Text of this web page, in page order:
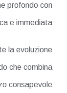
profondo con
e immediata.
la evoluzione
che combina
consapevole